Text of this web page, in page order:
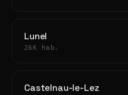
Lunel
26K hab.
Castelnau-le-Lez